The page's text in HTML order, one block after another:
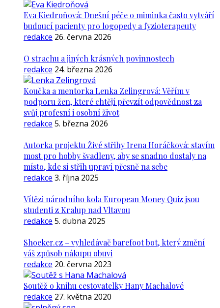
Eva Kiedroňová: Dnešní péče o miminka často vytváří
budoucí pacienty pro logopedy a fyzioterapeuty
redakce 26. června 2026
O strachu a jiných krásných povinnostech
redakce 24. března 2026
Koučka a mentorka Lenka Zelingrová: Věřím v
podporu žen, které chtějí převzít odpovědnost za
svůj profesní i osobní život
redakce 5. března 2026
Autorka projektu Živé střihy Irena Horáčková: stavím
most pro hobby švadleny, aby se snadno dostaly na
místo, kde si střih upraví přesně na sebe
redakce 3. října 2025
Vítězi národního kola European Money Quiz jsou
studenti z Kralup nad Vltavou
redakce 5. dubna 2025
Shoeker.cz – vyhledávač barefoot bot, který změní
váš způsob nákupu obuvi
redakce 20. června 2023
Soutěž o knihu cestovatelky Hany Machalové
redakce 27. května 2020